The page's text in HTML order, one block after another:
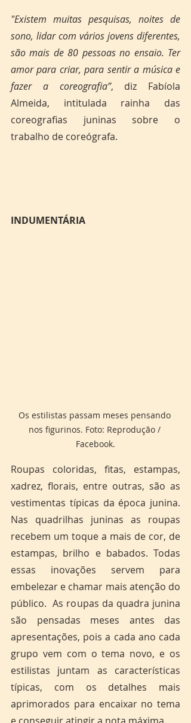
"Existem muitas pesquisas, noites de
sono, lidar com vários jovens diferentes,
são mais de 80 pessoas no ensaio. Ter
amor para criar, para sentir a música e
fazer a coreografia”, diz Fabíola
Almeida, intitulada rainha das
coreografias juninas sobre o
trabalho de coreógrafa.
INDUMENTÁRIA
Os estilistas passam meses pensando
nos figurinos. Foto: Reprodução /
Facebook.
Roupas coloridas, fitas, estampas,
xadrez, florais, entre outras, são as
vestimentas típicas da época junina.
Nas quadrilhas juninas as roupas
recebem um toque a mais de cor, de
estampas, brilho e babados. Todas
essas inovações servem para
embelezar e chamar mais atenção do
público.  As roupas da quadra junina
são pensadas meses antes das
apresentações, pois a cada ano cada
grupo vem com o tema novo, e os
estilistas juntam as características
típicas, com os detalhes mais
aprimorados para encaixar no tema